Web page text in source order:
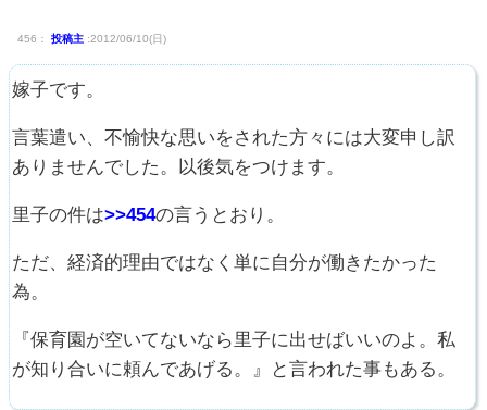
456： 投稿主 :2012/06/10(日)
嫁子です。
言葉遣い、不愉快な思いをされた方々には大変申し訳
ありませんでした。以後気をつけます。
里子の件は>>454の言うとおり。
ただ、経済的理由ではなく単に自分が働きたかった
為。
『保育園が空いてないなら里子に出せばいいのよ。私
が知り合いに頼んであげる。』と言われた事もある。